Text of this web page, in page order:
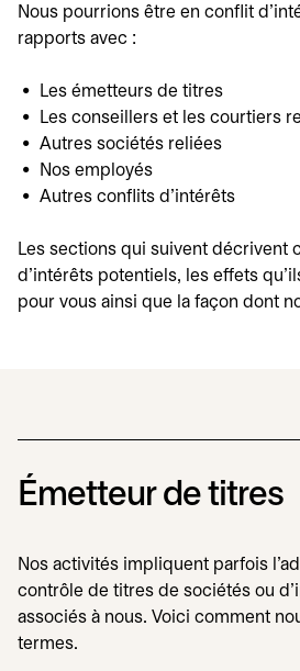
Nous pourrions être en conflit
rapports avec :
Les émetteurs de titres
Les conseillers et les courtiers
Autres sociétés reliées
Nos employés
Autres conflits d'intérêts
Les sections qui suivent décrivent
d'intérêts potentiels, les effets
pour vous ainsi que la façon dont
Émetteur de titres
Nos activités impliquent parfois
contrôle de titres de sociétés ou
associés à nous. Voici comment
termes.